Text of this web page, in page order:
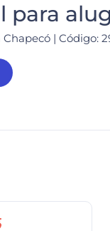
para
| Código: